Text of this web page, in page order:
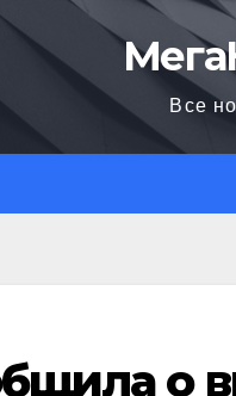
Все
о